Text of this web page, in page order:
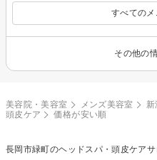
すべての
その他の
美容院・美容室 メンズ美容室 新
頭皮ケア
価格が安い順
長岡市緑町のヘッドスパ・頭皮ケア